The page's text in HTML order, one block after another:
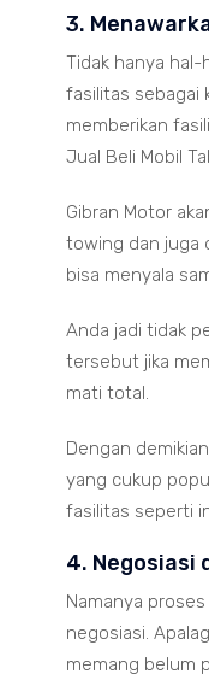
3.
Tidak hanya hal-
fasilitas sebagai
memberikan
Jual Beli Mobil
Gibran Motor
towing dan juga
bisa menyala
Anda jadi tidak
tersebut jika
mati total.
Dengan
yang cukup
fasilitas seperti
4. Negosiasi
Namanya
negosiasi.
memang belum